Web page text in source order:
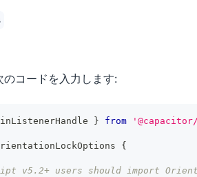
のコードを入力します:
} from
{
v5.2+ users should import